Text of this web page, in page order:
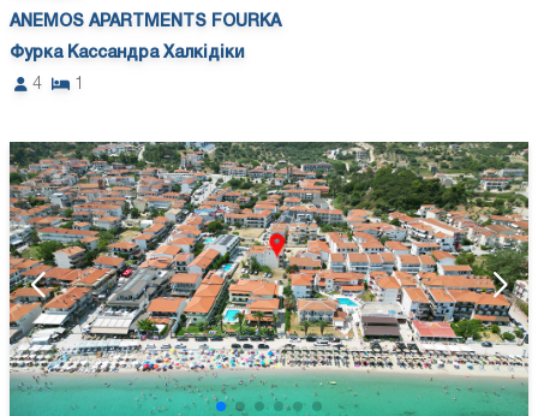
ANEMOS APARTMENTS FOURKA
Фурка Кассандра Халкідіки
4
1